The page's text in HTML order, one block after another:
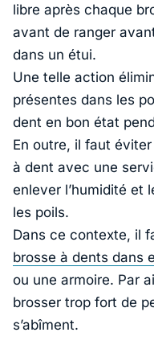
libre après chaque
avant de ranger
dans un étui.
Une telle action
présentes dans les
dent en bon état
En outre, il faut
à dent avec une
enlever l’humidité et
les poils.
Dans ce contexte, il
brosse à dents dans
ou une armoire. Par
brosser trop fort de
s’abîment.